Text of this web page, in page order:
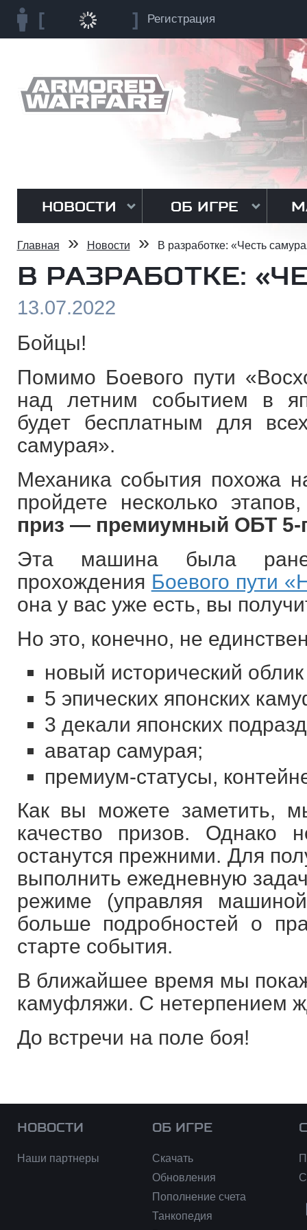
Регистрация
НОВОСТИ ОБ ИГРЕ
Главная » Новости » В разработке: «Честь
В РАЗРАБОТКЕ:
13.07.2022
Бойцы!
Помимо Боевого пути
над летним событием в
будет бесплатным для
самурая».
Механика события
пройдете несколько
приз — премиумный ОБТ 5-
Эта машина была
прохождения Боевого пути
она у вас уже есть, вы
Но это, конечно, не
новый исторический
5 эпических японских
3 декали японских
аватар самурая;
премиум-статусы,
Как вы можете заметить,
качество призов. Однако
останутся прежними. Для
выполнить ежедневную
режиме (управляя
больше подробностей о
старте события.
В ближайшее время мы
камуфляжи. С нетерпением
До встречи на поле боя!
НОВОСТИ
Наши партнеры
ОБ ИГРЕ
Скачать
Обновления
Пополнение счета
Танкопедия